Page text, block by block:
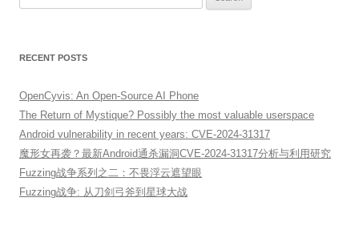
RECENT POSTS
OpenCyvis: An Open-Source AI Phone
The Return of Mystique? Possibly the most valuable userspace
Android vulnerability in recent years: CVE-2024-31317
魔形女再袭？最新Android通杀漏洞CVE-2024-31317分析与利用研究
Fuzzing战争系列之二：不畏浮云遮望眼
Fuzzing战争: 从刀剑弓斧到星球大战